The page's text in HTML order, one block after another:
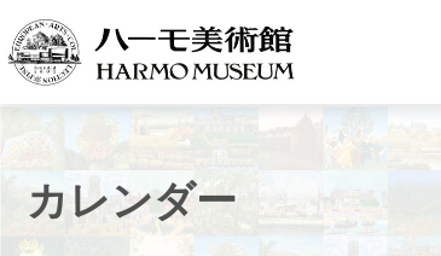
カレンダー